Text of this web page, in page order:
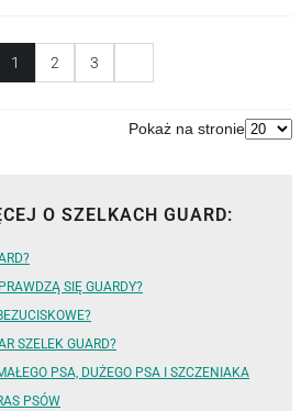
1 2 3
Pokaż na stronie
O SZELKACH GUARD:
SIĘ GUARDY?
SZELEK GUARD?
PSA, DUŻEGO PSA I SZCZENIAKA
PSÓW